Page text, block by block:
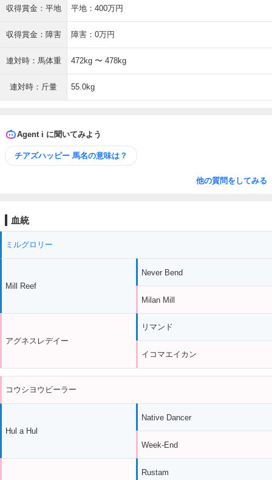
収得賞金：平地 平地：400万円
収得賞金：障害 障害：0万円
連対時：馬体重 472kg 〜 478kg
連対時：斤量 55.0kg
Agent i に聞いてみよう
チアズハッピー 馬名の意味は？
他の質問をしてみる
血統
ミルグロリー
Mill Reef
アグネスレデイー
Never Bend
Milan Mill
リマンド
イコマエイカン
コウシヨウビーラー
Hul a Hul
Native Dancer
Week-End
Rustam